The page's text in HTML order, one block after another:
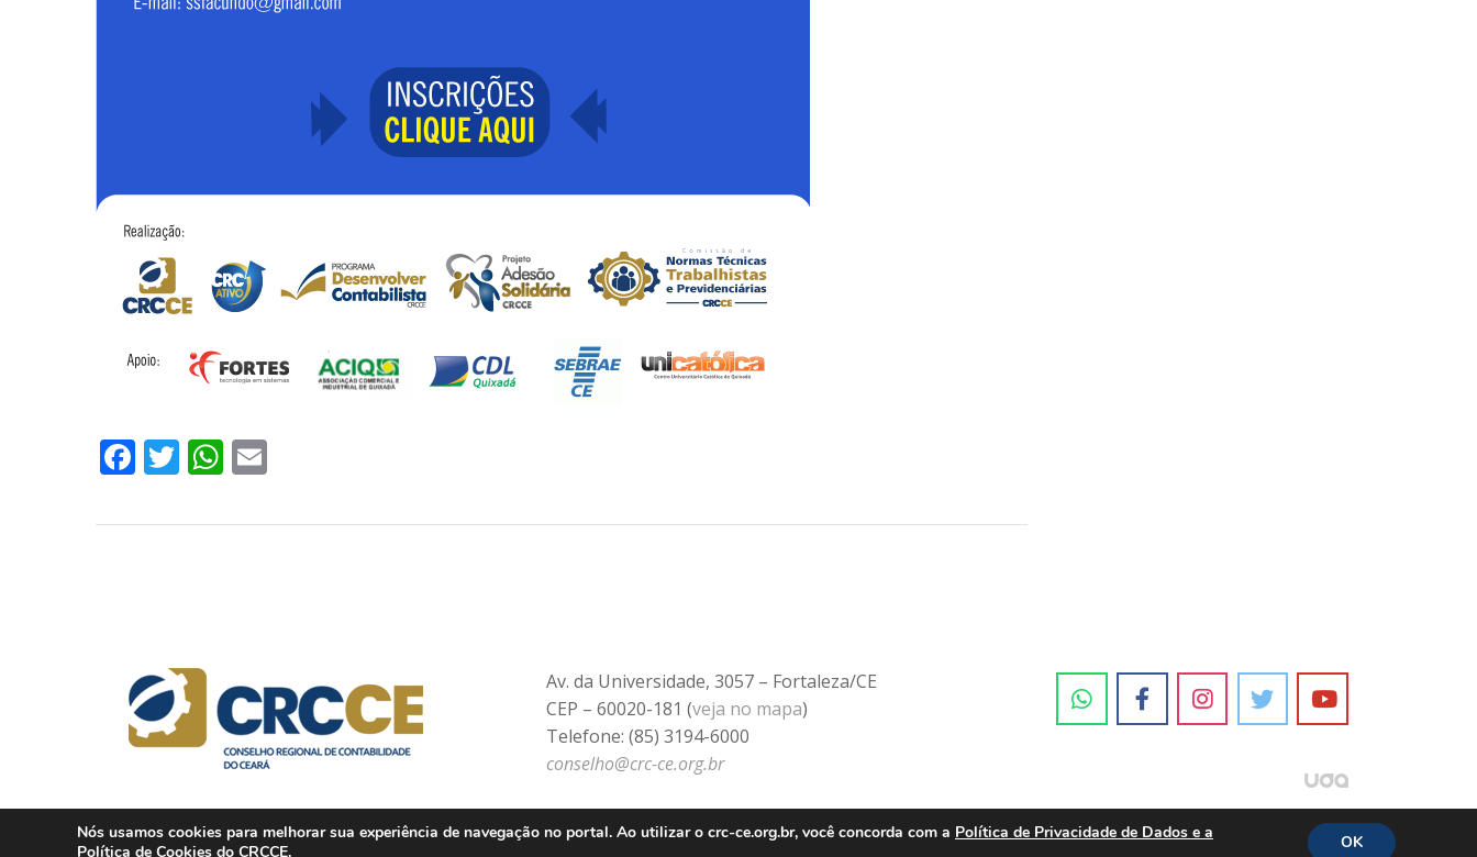
Facebook
TwitterWhatsApp
Av. da Universidade, 3057 – Fortaleza/CE
CEP – 60020-181 (veja no mapa)
Telefone: (85) 3194-6000
conselho@crc-ce.org.br
Nós usamos cookies para melhorar sua experiência de navegação no portal. Ao utilizar o crc-ce.org.br, você concorda com a Política de Privacidade de Dados e a
Política de Cookies do CRCCE. OK